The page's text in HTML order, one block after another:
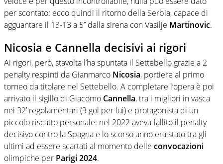
per scontato: ecco quindi il ritorno della Serbia, capace di
agguantare il 13-13 a 5’’ dalla sirena con Vasilje Martinovic.
Nicosia e Cannella decisivi ai rigori
Ai rigori, però, stavolta l’ha spuntata il Settebello grazie a 2
penalty respinti da Gianmarco Nicosia, portiere al primo
torneo da titolare nel Settebello. A completare l’opera è poi
arrivato il sigillo di Giacomo Cannella, tra i migliori in vasca
nei 32’ regolamentari (3 gol per lui) e protagonista di un
piccolo riscatto personale: nel 2022 aveva fallito il penalty
decisivo contro la Spagna e lo scorso anno era stato tra gli
ultimi ad essere scartati al momento delle convocazioni
olimpiche per Parigi 2024.